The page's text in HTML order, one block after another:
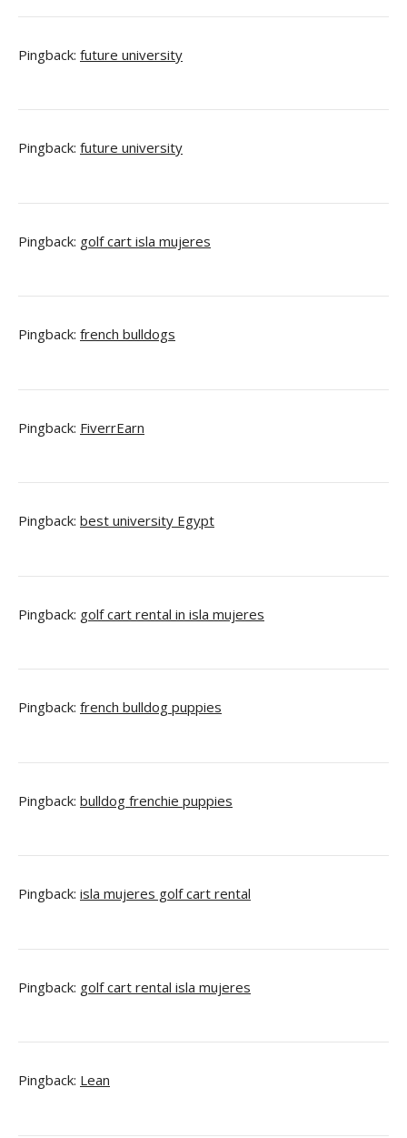
Pingback: future university
Pingback: future university
Pingback: golf cart isla mujeres
Pingback: french bulldogs
Pingback: FiverrEarn
Pingback: best university Egypt
Pingback: golf cart rental in isla mujeres
Pingback: french bulldog puppies
Pingback: bulldog frenchie puppies
Pingback: isla mujeres golf cart rental
Pingback: golf cart rental isla mujeres
Pingback: Lean